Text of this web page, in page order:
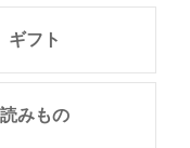
ギフト
読みもの